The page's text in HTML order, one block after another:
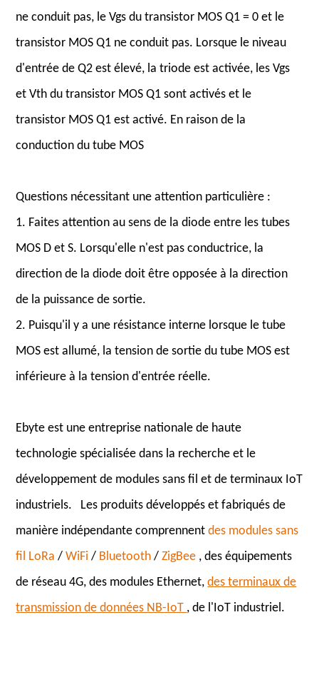
ne conduit pas, le Vgs du transistor MOS Q1 = 0 et le
transistor MOS Q1 ne conduit pas. Lorsque le niveau
d'entrée de Q2 est élevé, la triode est activée, les Vgs
et Vth du transistor MOS Q1 sont activés et le
transistor MOS Q1 est activé. En raison de la
conduction du tube MOS
Questions nécessitant une attention particulière :
1. Faites attention au sens de la diode entre les tubes
MOS D et S. Lorsqu'elle n'est pas conductrice, la
direction de la diode doit être opposée à la direction
de la puissance de sortie.
2. Puisqu'il y a une résistance interne lorsque le tube
MOS est allumé, la tension de sortie du tube MOS est
inférieure à la tension d'entrée réelle.
Ebyte est une entreprise nationale de haute
technologie spécialisée dans la recherche et le
développement de modules sans fil et de terminaux IoT
industriels. Les produits développés et fabriqués de
manière indépendante comprennentdes modules sans
fil LoRa /WiFi / Bluetooth /ZigBee , des équipements
de réseau 4G, des modules Ethernet,des terminaux de
transmission de données NB-IoT , de l'IoT industriel.